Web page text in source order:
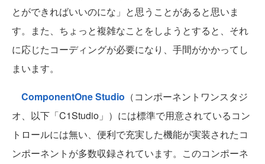
とができればいいのにな」と思うことがあると思いま
す。また、ちょっと複雑なことをしようとすると、それ
に応じたコーディングが必要になり、手間がかかってし
まいます。
ComponentOne Studio （コンポーネントワンスタジ
オ、以下「C1Studio」）には標準で用意されているコン
トロールには無い、便利で充実した機能が実装されたコ
ンポーネントが多数収録されています。このコンポーネ